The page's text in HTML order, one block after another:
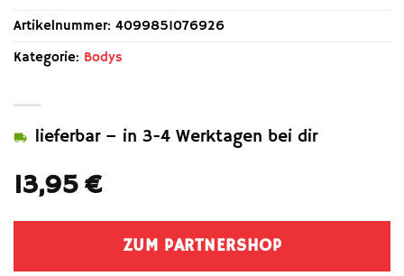
13,95€
lieferbar – in 3-4 Werktagen bei dir
ZUM PARTNERSHOP
Artikelnummer: 4099851076926
Kategorie: Bodys